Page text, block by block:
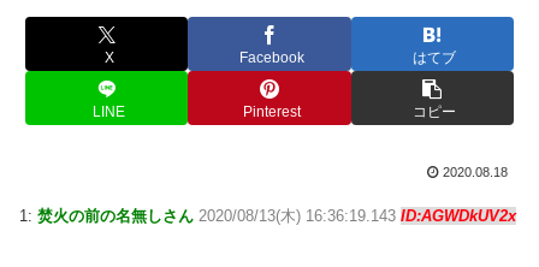
X Facebook はてブ
LINE Pinterest コピー
2020.08.18
1: 焚火の前の名無しさん 2020/08/13(木) 16:36:19.143 ID:AGWDkUV2x